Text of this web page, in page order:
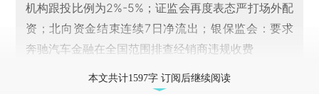
机构跟投比例为2%-5%；证监会再度表态严打场外配
资；北向资金结束连续7日净流出；银保监会：要求
奔驰汽车金融在全国范围排查经销商违规收费
本文共计1597字 订阅后继续阅读